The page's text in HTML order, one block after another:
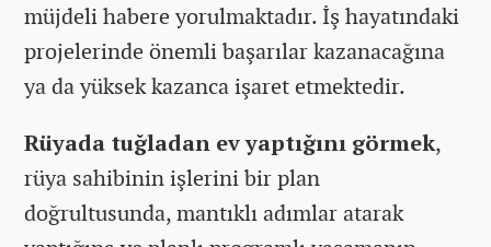
müjdeli habere yorulmaktadır. İş hayatındaki
projelerinde önemli başarılar kazanacağına
ya da yüksek kazanca işaret etmektedir.
Rüyada tuğladan ev yaptığını görmek,
rüya sahibinin işlerini bir plan
doğrultusunda, mantıklı adımlar atarak